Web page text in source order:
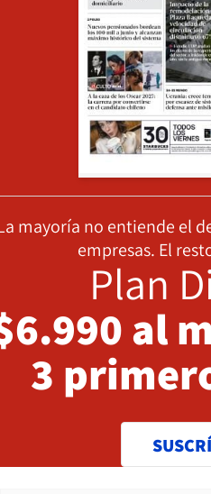
mayoría no entiende el
empresas. El
Plan
al
3